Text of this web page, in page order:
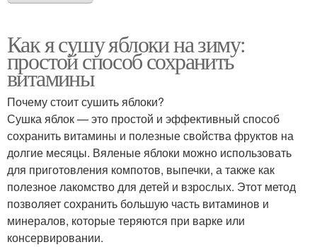
Как я сушу яблоки на зиму:
простой способ сохранить
витамины
Почему стоит сушить яблоки?
Сушка яблок — это простой и эффективный способ
сохранить витамины и полезные свойства фруктов на
долгие месяцы. Вяленые яблоки можно использовать
для приготовления компотов, выпечки, а также как
полезное лакомство для детей и взрослых. Этот метод
позволяет сохранить большую часть витаминов и
минералов, которые теряются при варке или
консервировании.